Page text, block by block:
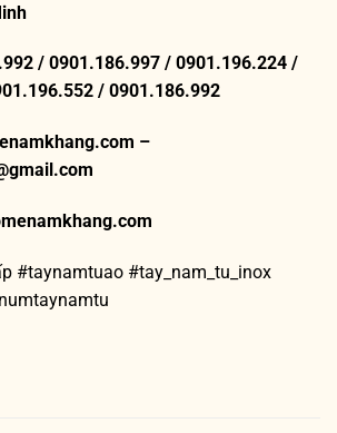
/ 0901.186.997 / 0901.196.224 /
/ 0901.186.992
–
#taynamtuao #tay_nam_tu_inox